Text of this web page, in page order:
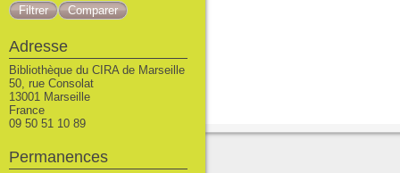
Adresse
Bibliothèque du CIRA de Marseille
50, rue Consolat
13001 Marseille
France
09 50 51 10 89
Permanences